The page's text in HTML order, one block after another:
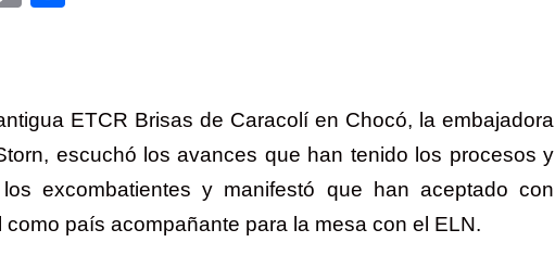
ETCR Brisas de Caracolí en Chocó, la embajadora
escuchó los avances que han tenido los procesos y
excombatientes y manifestó que han aceptado con
país acompañante para la mesa con el ELN.